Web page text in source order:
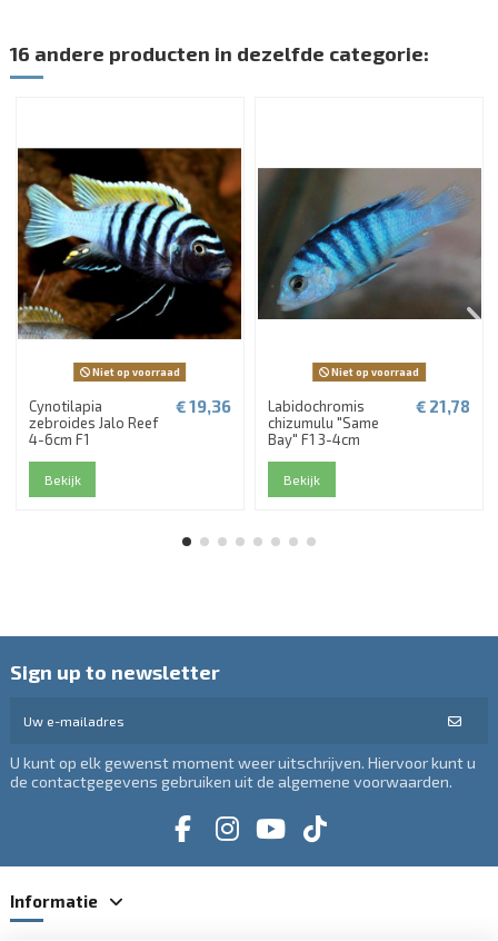
16 andere producten in dezelfde categorie:
Niet op voorraad
Cynotilapia
zebroides Jalo Reef
4-6cm F1
€ 19,36
Bekijk
Niet op voorraad
Labidochromis
chizumulu "Same
Bay" F1 3-4cm
€ 21,78
Bekijk
Sign up to newsletter
U kunt op elk gewenst moment weer uitschrijven. Hiervoor kunt u
de contactgegevens gebruiken uit de algemene voorwaarden.
Informatie